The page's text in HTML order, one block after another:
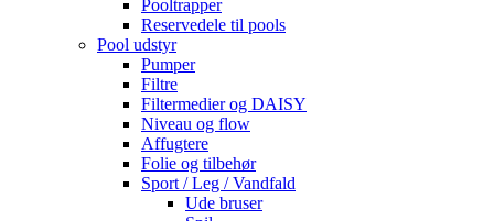
Pooltrapper
Reservedele til pools
Pool udstyr
Pumper
Filtre
Filtermedier og DAISY
Niveau og flow
Affugtere
Folie og tilbehør
Sport / Leg / Vandfald
Ude bruser